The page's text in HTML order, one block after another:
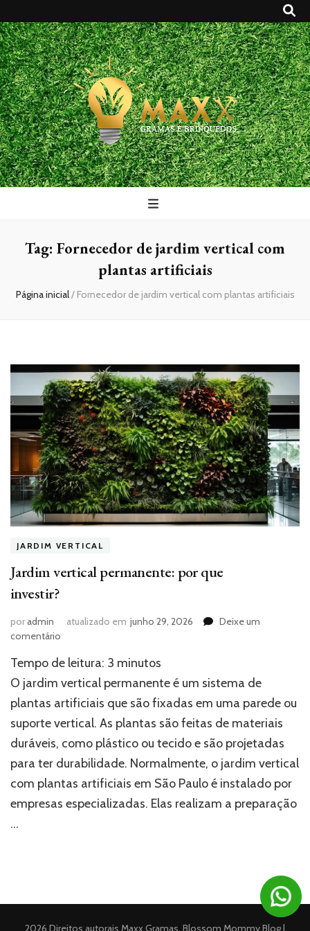
Maxx Gramas
Blog
Tag: Fornecedor de jardim vertical com
plantas artificiais
Página inicial/ Fornecedor de jardim vertical com plantas artificiais
JARDIM VERTICAL
Jardim vertical permanente: por que
investir?
poradmin atualizado em junho 29, 2026
Deixe um
comentário
vertical
permanente:
que
investir?
Tempo de leitura: 3 minutos
O jardim vertical permanente é um sistema de
plantas artificiais que são fixadas em uma parede ou
suporte vertical. As plantas são feitas de materiais
duráveis, como plástico ou tecido e são projetadas
para ter durabilidade. Normalmente, o jardim vertical
com plantas artificiais em São Paulo é instalado por
empresas especializadas. Elas realizam a preparação
…
2026 Direitos autorais Maxx Gramas Blossom Mommy Blog |